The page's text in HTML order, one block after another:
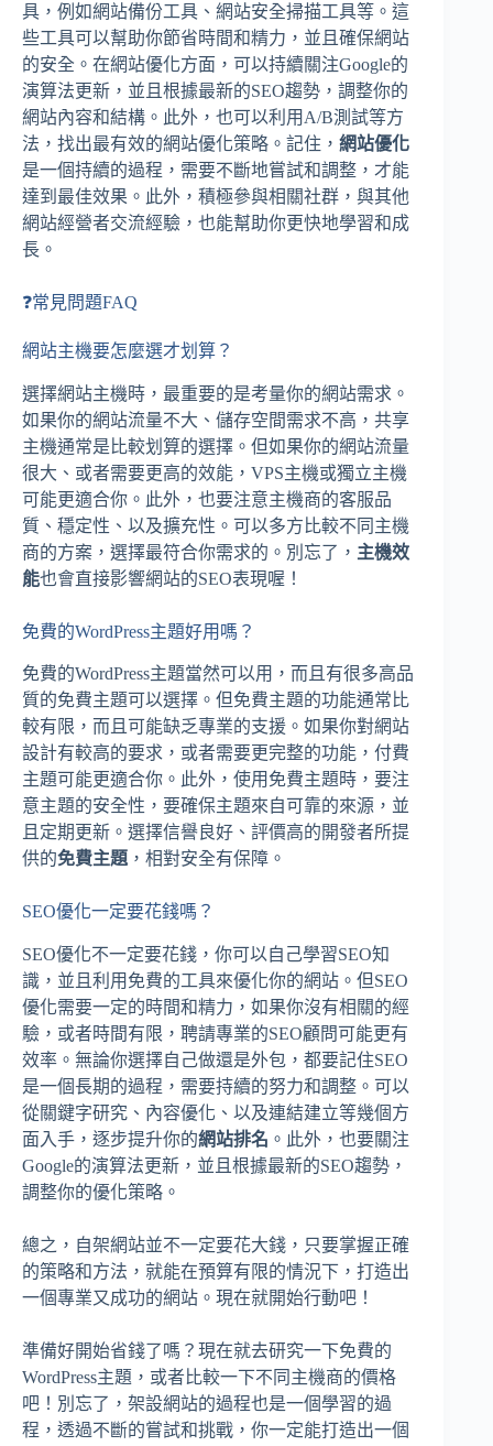
具，例如網站備份工具、網站安全掃描工具等。這
些工具可以幫助你節省時間和精力，並且確保網站
的安全。在網站優化方面，可以持續關注Google的
演算法更新，並且根據最新的SEO趨勢，調整你的
網站內容和結構。此外，也可以利用A/B測試等方
法，找出最有效的網站優化策略。記住， 網站優化
是一個持續的過程，需要不斷地嘗試和調整，才能
達到最佳效果。此外，積極參與相關社群，與其他
網站經營者交流經驗，也能幫助你更快地學習和成
長。
❓常見問題FAQ
網站主機要怎麼選才划算？
選擇網站主機時，最重要的是考量你的網站需求。
如果你的網站流量不大、儲存空間需求不高，共享
主機通常是比較划算的選擇。但如果你的網站流量
很大、或者需要更高的效能，VPS主機或獨立主機
可能更適合你。此外，也要注意主機商的客服品
質、穩定性、以及擴充性。可以多方比較不同主機
商的方案，選擇最符合你需求的。別忘了， 主機效
能也會直接影響網站的SEO表現喔！
免費的WordPress主題好用嗎？
免費的WordPress主題當然可以用，而且有很多高品
質的免費主題可以選擇。但免費主題的功能通常比
較有限，而且可能缺乏專業的支援。如果你對網站
設計有較高的要求，或者需要更完整的功能，付費
主題可能更適合你。此外，使用免費主題時，要注
意主題的安全性，要確保主題來自可靠的來源，並
且定期更新。選擇信譽良好、評價高的開發者所提
供的免費主題 ，相對安全有保障。
SEO優化一定要花錢嗎？
SEO優化不一定要花錢，你可以自己學習SEO知
識，並且利用免費的工具來優化你的網站。但SEO
優化需要一定的時間和精力，如果你沒有相關的經
驗，或者時間有限，聘請專業的SEO顧問可能更有
效率。無論你選擇自己做還是外包，都要記住SEO
是一個長期的過程，需要持續的努力和調整。可以
從關鍵字研究、內容優化、以及連結建立等幾個方
面入手，逐步提升你的網站排名 。此外，也要關注
Google的演算法更新，並且根據最新的SEO趨勢，
調整你的優化策略。
總之，自架網站並不一定要花大錢，只要掌握正確
的策略和方法，就能在預算有限的情況下，打造出
一個專業又成功的網站。現在就開始行動吧！
準備好開始省錢了嗎？現在就去研究一下免費的
WordPress主題，或者比較一下不同主機商的價格
吧！別忘了，架設網站的過程也是一個學習的過
程，透過不斷的嘗試和挑戰，你一定能打造出一個